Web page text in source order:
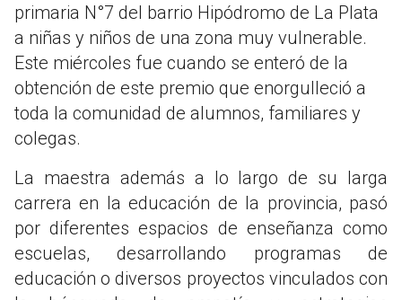
primaria N°7 del barrio Hipódromo de La Plata
a niñas y niños de una zona muy vulnerable.
Este miércoles fue cuando se enteró de la
obtención de este premio que enorgulleció a
toda la comunidad de alumnos, familiares y
colegas.
La maestra además a lo largo de su larga
carrera en la educación de la provincia, pasó
por diferentes espacios de enseñanza como
escuelas, desarrollando programas de
educación o diversos proyectos vinculados con